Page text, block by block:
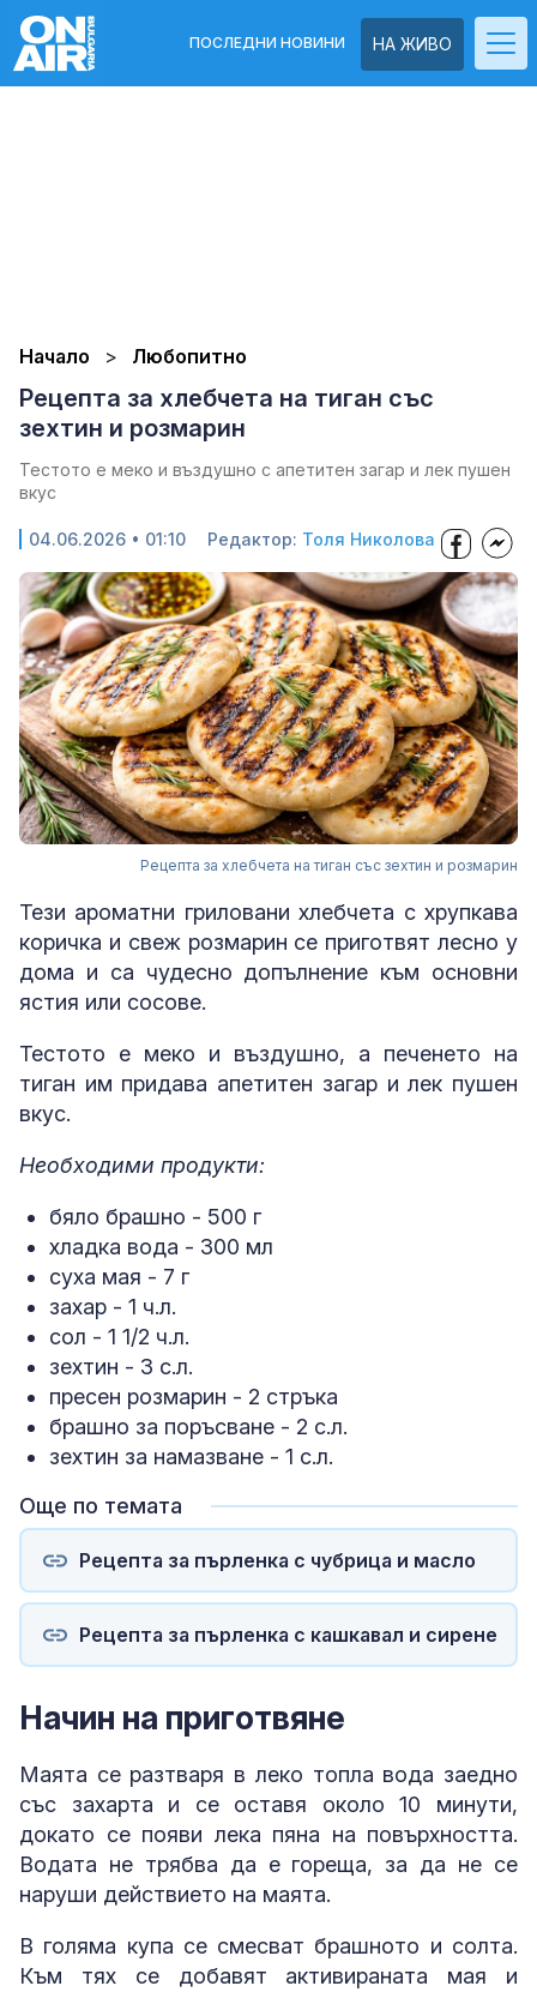
НА ЖИВО
ПОСЛЕДНИ НОВИНИ
Начало Любопитно
Рецепта за хлебчета на тиган със
зехтин и розмарин
Тестото е меко и въздушно с апетитен загар и лек пушен
вкус
04.06.2026 • 01:10 Редактор: Толя Николова
Рецепта за хлебчета на тиган със зехтин и розмарин
Тези ароматни гриловани хлебчета с хрупкава
коричка и свеж розмарин се приготвят лесно у
дома и са чудесно допълнение към основни
ястия или сосове.
Тестото е меко и въздушно, а печенето на
тиган им придава апетитен загар и лек пушен
вкус.
Необходими продукти:
бяло брашно - 500 г
хладка вода - 300 мл
суха мая - 7 г
захар - 1 ч.л.
сол - 1 1/2 ч.л.
зехтин - 3 с.л.
пресен розмарин - 2 стръка
брашно за поръсване - 2 с.л.
зехтин за намазване - 1 с.л.
Още по темата
Рецепта за пърленка с чубрица и масло
Рецепта за пърленка с кашкавал и сирене
Начин на приготвяне
Маята се разтваря в леко топла вода заедно
със захарта и се оставя около 10 минути,
докато се появи лека пяна на повърхността.
Водата не трябва да е гореща, за да не се
наруши действието на маята.
В голяма купа се смесват брашното и солта.
Към тях се добавят активираната мая и